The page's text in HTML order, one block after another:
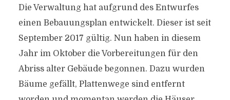
Die Verwaltung hat aufgrund des Entwurfes
einen Bebauungsplan entwickelt. Dieser ist seit
September 2017 gültig. Nun haben in diesem
Jahr im Oktober die Vorbereitungen für den
Abriss alter Gebäude begonnen. Dazu wurden
Bäume gefällt, Plattenwege sind entfernt